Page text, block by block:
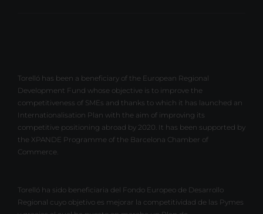
Torelló has been a beneficiary of the European Regional
Development Fund whose objective is to improve the
competitiveness of SMEs and thanks to which it has launched an
Internationalisation Plan with the aim of improving its
competitive positioning abroad by 2020. It has been supported by
the XPANDE Programme of the Barcelona Chamber of
Commerce.
Torelló ha sido beneficiaria del Fondo Europeo de Desarrollo
Regional cuyo objetivo es mejorar la competitividad de las Pymes